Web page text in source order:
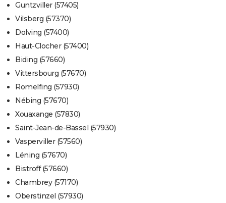
Guntzviller (57405)
Vilsberg (57370)
Dolving (57400)
Haut-Clocher (57400)
Biding (57660)
Vittersbourg (57670)
Romelfing (57930)
Nébing (57670)
Xouaxange (57830)
Saint-Jean-de-Bassel (57930)
Vasperviller (57560)
Léning (57670)
Bistroff (57660)
Chambrey (57170)
Oberstinzel (57930)